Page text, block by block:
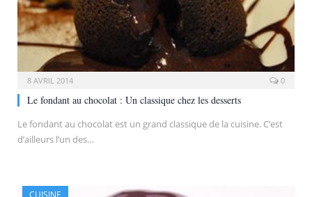
8 AVRIL 2014 0
Le fondant au chocolat : Un classique chez les desserts
Le fondant au chocolat est un grand classique de la cuisine. C’est
d’ailleurs l’un des…
CUISINE